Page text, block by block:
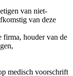
van niet-
van deze
firma, houder van de
medisch voorschrift